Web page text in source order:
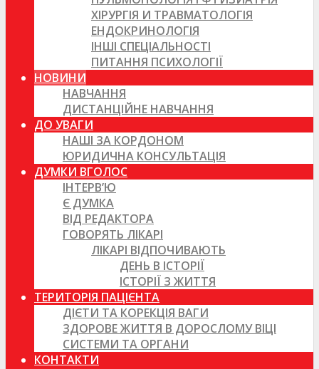
ХІРУРГІЯ И ТРАВМАТОЛОГІЯ
ЕНДОКРИНОЛОГІЯ
ІНШІ СПЕЦІАЛЬНОСТІ
ПИТАННЯ ПСИХОЛОГІЇ
НОВИНИ
НАВЧАННЯ
ДИСТАНЦІЙНЕ НАВЧАННЯ
ДО УВАГИ
НАШІ ЗА КОРДОНОМ
ЮРИДИЧНА КОНСУЛЬТАЦІЯ
ДУМКИ ВГОЛОС
ІНТЕРВ’Ю
Є ДУМКА
ВІД РЕДАКТОРА
ГОВОРЯТЬ ЛІКАРІ
ЛІКАРІ ВІДПОЧИВАЮТЬ
ДЕНЬ В ІСТОРІЇ
ІСТОРІЇ З ЖИТТЯ
ТЕРИТОРІЯ ПАЦІЄНТА
ДІЄТИ ТА КОРЕКЦІЯ ВАГИ
ЗДОРОВЕ ЖИТТЯ В ДОРОСЛОМУ ВІЦІ
СИСТЕМИ ТА ОРГАНИ
КОНТАКТИ